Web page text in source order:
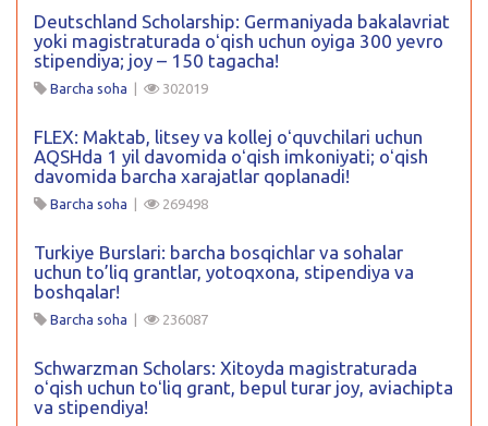
Deutschland Scholarship: Germaniyada bakalavriat
yoki magistraturada oʻqish uchun oyiga 300 yevro
stipendiya; joy – 150 tagacha!
Barcha soha 302019
FLEX: Maktab, litsey va kollej oʻquvchilari uchun
AQSHda 1 yil davomida oʻqish imkoniyati; oʻqish
davomida barcha xarajatlar qoplanadi!
Barcha soha 269498
Turkiye Burslari: barcha bosqichlar va sohalar
uchun to’liq grantlar, yotoqxona, stipendiya va
boshqalar!
Barcha soha 236087
Schwarzman Scholars: Xitoyda magistraturada
oʻqish uchun toʻliq grant, bepul turar joy, aviachipta
va stipendiya!